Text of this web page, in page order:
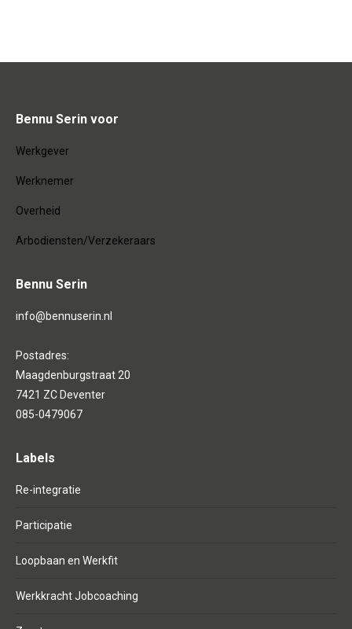
Bennu Serin voor
Werkgever
Werknemer
Overheid
Arbodiensten/Verzekeraars
Bennu Serin
info@bennuserin.nl
Postadres:
Maagdenburgstraat 20
7421 ZC Deventer
085-0479067
Labels
Re-integratie
Participatie
Loopbaan en Werkfit
Werkkracht Jobcoaching